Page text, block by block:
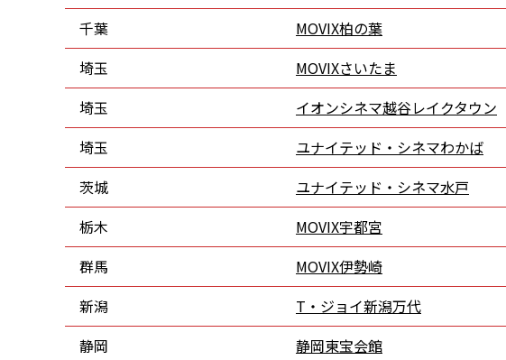
千葉
MOVIX柏の葉
埼玉
MOVIXさいたま
埼玉
イオンシネマ越谷レイクタウン
埼玉
ユナイテッド・シネマわかば
茨城
ユナイテッド・シネマ水戸
栃木
MOVIX宇都宮
群馬
MOVIX伊勢崎
新潟
T・ジョイ新潟万代
静岡
静岡東宝会館